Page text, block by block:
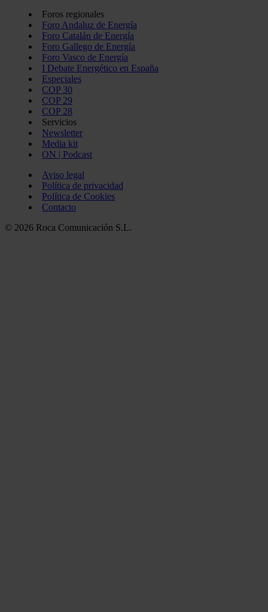
Foros regionales
Foro Andaluz de Energía
Foro Catalán de Energía
Foro Gallego de Energía
Foro Vasco de Energía
I Debate Energético en España
Especiales
COP 30
COP 29
COP 28
Servicios
Newsletter
Media kit
ON | Podcast
Aviso legal
Política de privacidad
Política de Cookies
Contacto
© 2026 Roca Comunicación S.L.